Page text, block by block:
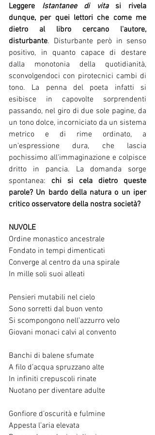
Leggere Istantanee di vita si rivela
dunque, per quei lettori che come me
dietro al libro cercano l'autore,
disturbante. Disturbante però in senso
positivo, in quanto capace di destare
dalla monotonia della quotidianità,
sconvolgendoci con pirotecnici cambi di
tono. La penna del poeta infatti si
esibisce in capovolte sorprendenti
passando, nel giro di due sole pagine, da
un tono dolce, incorniciato da un sistema
metrico e di rime ordinato, a
un'espressione dura, che lascia
pochissimo all'immaginazione e colpisce
dritto in pancia. La domanda sorge
spontanea: chi si cela dietro queste
parole? Un bardo della natura o un iper
critico osservatore della nostra società?
NUVOLE
Ordine monastico ancestrale
Fondato in tempi dimenticati
Converge al centro da una spirale
In mille soli suoi alleati
Pensieri mutabili nel cielo
Sono sorretti dal buon vento
Si scompongono nell’azzurro velo
Giovani monaci calvi al convento
Banchi di balene sfumate
A filo d’acqua spruzzano alte
In infiniti crepuscoli rinate
Nuotano per diventare adulte
Gonfiore d’oscurità e fulmine
Appesta l’aria elevata